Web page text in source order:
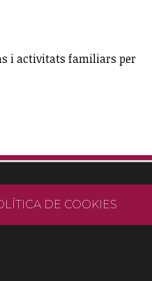
i activitats familiars per
DE COOKIES